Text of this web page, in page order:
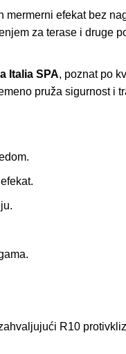
mermerni efekat bez
za terase i druge
Italia SPA, poznat po
pruža sigurnost i
R10